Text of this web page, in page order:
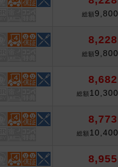
総額 9,800
8,228
総額 9,800
8,682
総額 10,300
8,773
総額 10,400
8,955